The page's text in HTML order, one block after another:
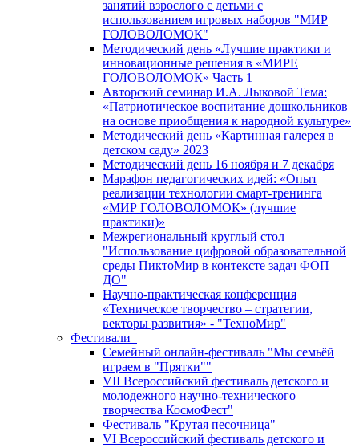
занятий взрослого с детьми с
использованием игровых наборов "МИР
ГОЛОВОЛОМОК"
Методический день «Лучшие практики и
инновационные решения в «МИРЕ
ГОЛОВОЛОМОК» Часть 1
Авторский семинар И.А. Лыковой Тема:
«Патриотическое воспитание дошкольников
на основе приобщения к народной культуре»
Методический день «Картинная галерея в
детском саду» 2023
Методический день 16 ноября и 7 декабря
Марафон педагогических идей: «Опыт
реализации технологии смарт-тренинга
«МИР ГОЛОВОЛОМОК» (лучшие
практики)»
Межрегиональный круглый стол
"Использование цифровой образовательной
среды ПиктоМир в контексте задач ФОП
ДО"
Научно-практическая конференция
«Техническое творчество – стратегии,
векторы развития» - "ТехноМир"
Фестивали
Семейный онлайн-фестиваль "Мы семьёй
играем в "Прятки""
VII Всероссийский фестиваль детского и
молодежного научно-технического
творчества КосмоФест"
Фестиваль "Крутая песочница"
VI Всероссийский фестиваль детского и